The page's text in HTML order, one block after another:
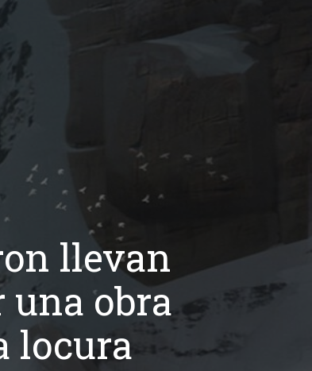
llevan
una obra
locura